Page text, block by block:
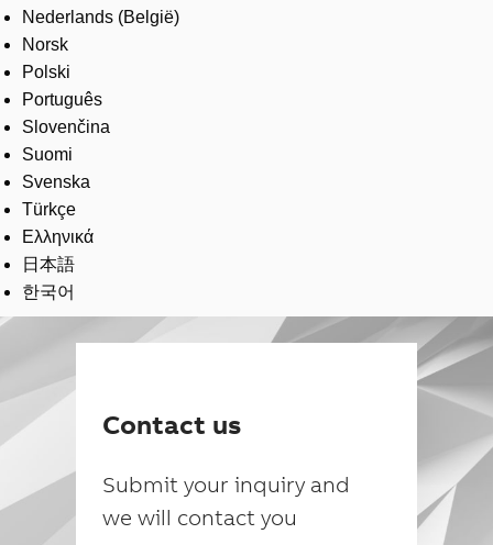
Nederlands (België)
Norsk
Polski
Português
Slovenčina
Suomi
Svenska
Türkçe
Ελληνικά
日本語
한국어
Contact us
Submit your inquiry and
we will contact you